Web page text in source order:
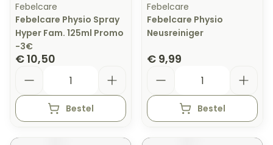
Febelcare
Febelcare Physio Spray
Hyper Fam. 125ml Promo
-3€
€ 10,50
Bestel
Febelcare
Febelcare Physio
Neusreiniger
€ 9,99
Bestel